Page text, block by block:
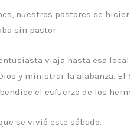
nuestros pastores se
sin pastor.
viaja hasta esa
y ministrar la alabanza. El
el esfuerzo de los
se vivió este sábado.